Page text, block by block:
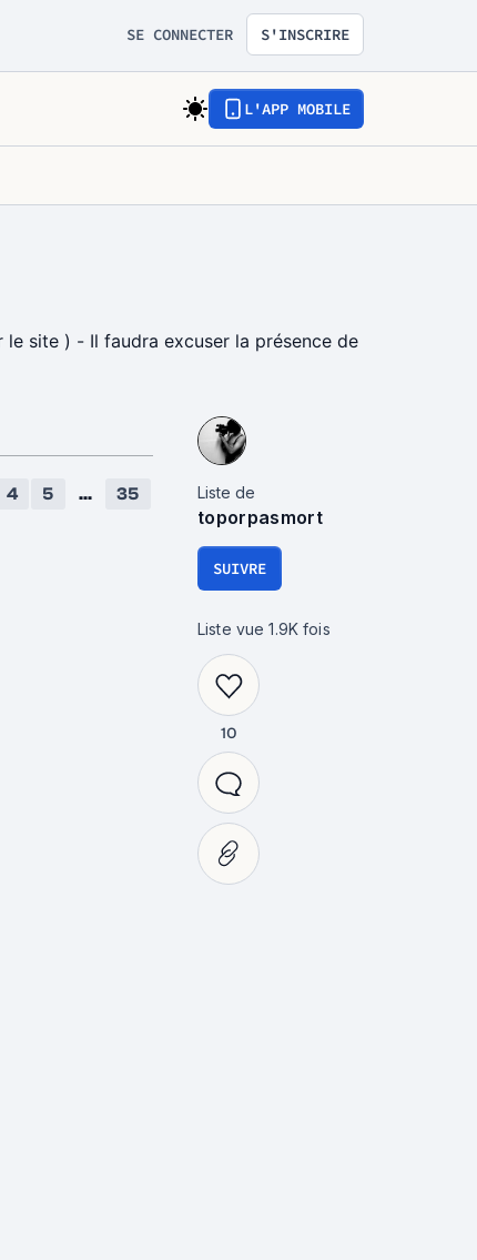
SE CONNECTER S'INSCRIRE
L'APP MOBILE
site ) - Il faudra excuser la présence de
4 5 ... 35 Liste de
toporpasmort
SUIVRE
Liste vue1.9Kfois
10